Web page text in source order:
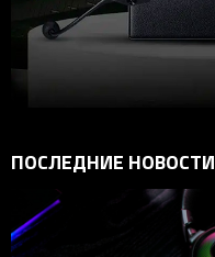
ПОСЛЕДНИЕ НОВОСТИ